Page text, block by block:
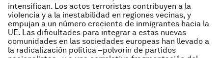
intensifican. Los actos terroristas contribuyen a la
violencia y a la inestabilidad en regiones vecinas, y
empujan a un número creciente de inmigrantes hacia la
UE. Las dificultades para integrar a estas nuevas
comunidades en las sociedades europeas han llevado a
la radicalización política –polvorín de partidos